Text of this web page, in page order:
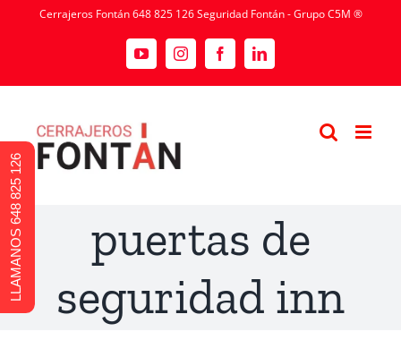
Cerrajeros Fontán 648 825 126 Seguridad Fontán - Grupo C5M ®
puertas de
seguridad inn
LLAMANOS 648 825 126